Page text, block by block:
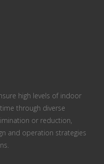
high levels of indoor
through diverse
or reduction,
and operation strategies